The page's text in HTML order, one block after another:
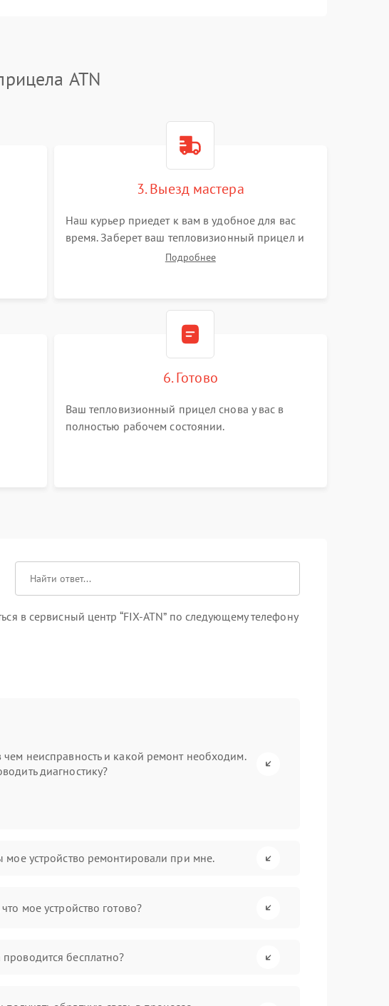
ATN
3. Выезд мастера
Наш курьер приедет к вам в удобное для вас
время. Заберет ваш тепловизионный прицел и
привезет на склад для диагностики.
Подробнее
6. Готово
Ваш тепловизионный прицел снова у вас в
полностью рабочем состоянии.
в сервисный центр “FIX-ATN” по следующему телефону
неисправность и какой ремонт необходим.
диагностику?
мое устройство ремонтировали при мне.
мое устройство готово?
бесплатно?